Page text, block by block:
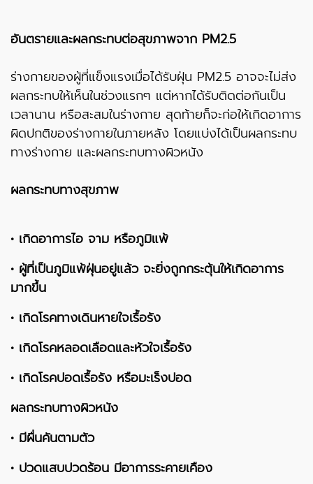
อันตรายและผลกระทบต่อสุขภาพจาก PM2.5
ร่างกายของผู้ที่แข็งแรงเมื่อได้รับฝุ่น PM2.5 อาจจะไม่ส่ง
ผลกระทบให้เห็นในช่วงแรกๆ แต่หากได้รับติดต่อกันเป็น
เวลานาน หรือสะสมในร่างกาย สุดท้ายก็จะก่อให้เกิดอาการ
ผิดปกติของร่างกายในภายหลัง โดยแบ่งได้เป็นผลกระทบ
ทางร่างกาย และผลกระทบทางผิวหนัง
ผลกระทบทางสุขภาพ
• เกิดอาการไอ จาม หรือภูมิแพ้
• ผู้ที่เป็นภูมิแพ้ฝุ่นอยู่แล้ว จะยิ่งถูกกระตุ้นให้เกิดอาการ
มากขึ้น
• เกิดโรคทางเดินหายใจเรื้อรัง
• เกิดโรคหลอดเลือดและหัวใจเรื้อรัง
• เกิดโรคปอดเรื้อรัง หรือมะเร็งปอด
ผลกระทบทางผิวหนัง
• มีผื่นคันตามตัว
• ปวดแสบปวดร้อน มีอาการระคายเคือง